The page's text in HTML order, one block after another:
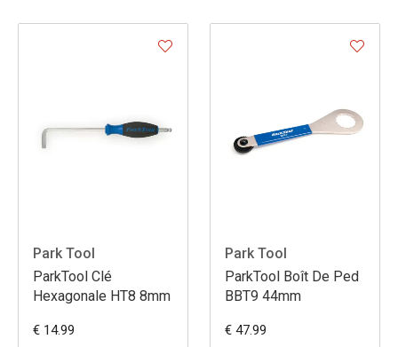
Park Tool
ParkTool Clé
Hexagonale HT8 8mm
€ 14.99
Park Tool
ParkTool Boît De Ped
BBT9 44mm
€ 47.99